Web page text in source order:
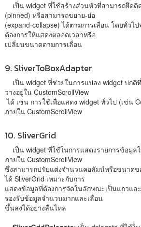
เป็น widget ที่ใช้สร้างส่วนหัวที่สามารถยึด
(pinned) หรือสามารถขยาย-ย่อ
(expand-collapse) ได้ตามการเลื่อน โดยทั่ว
ต้องการให้แสดงตลอดเวลาหรือ
เปลี่ยนขนาดตามการเลื่อน
9. SliverToBoxAdapter
เป็น widget ที่ช่วยในการแปลง widget ปกติ
วางอยู่ใน CustomScrollView
ได้ เช่น การใช้เพื่อแสดง widget ทั่วไป (เช่น
ภายใน CustomScrollView
10. SliverGrid
เป็น widget ที่ใช้ในการแสดงรายการข้อมูล
ภายใน CustomScrollView
ซึ่งสามารถปรับแต่งจำนวนคอลัมน์หรือขนาดข
ได้ SliverGrid เหมาะกับการ
แสดงข้อมูลที่ต้องการจัดในลักษณะเป็นแถวแล
รองรับข้อมูลจำนวนมากและเลื่อน
ขึ้นลงได้อย่างลื่นไหล